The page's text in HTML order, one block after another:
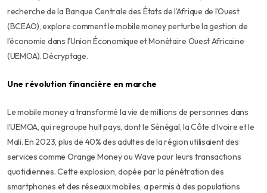
recherche de la Banque Centrale des États de l’Afrique de l’Ouest
(BCEAO), explore comment le mobile money perturbe la gestion de
l’économie dans l’Union Économique et Monétaire Ouest Africaine
(UEMOA). Décryptage.
Une révolution financière en marche
Le mobile money a transformé la vie de millions de personnes dans
l’UEMOA, qui regroupe huit pays, dont le Sénégal, la Côte d’Ivoire et le
Mali. En 2023, plus de 40% des adultes de la région utilisaient des
services comme Orange Money ou Wave pour leurs transactions
quotidiennes. Cette explosion, dopée par la pénétration des
smartphones et des réseaux mobiles, a permis à des populations